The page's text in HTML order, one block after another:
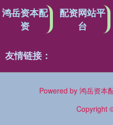
鸿岳资本配
资
配资网站平
台
友情链接：
Powered by 鸿岳资本
Copyright